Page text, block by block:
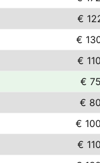
€
€
€
€
€
€
€